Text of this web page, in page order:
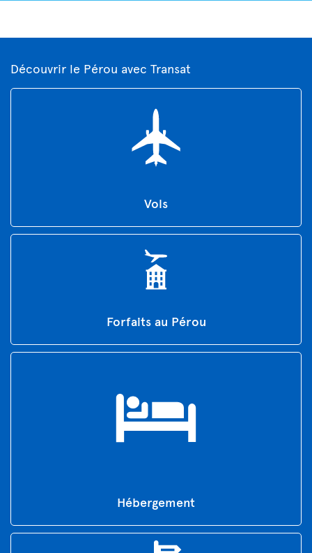
Découvrir le Pérou avec Transat
Vols
Forfaits au Pérou
Hébergement